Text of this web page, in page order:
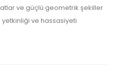
ve güçlü geometrik şekiller
yetkinliği ve hassasiyeti